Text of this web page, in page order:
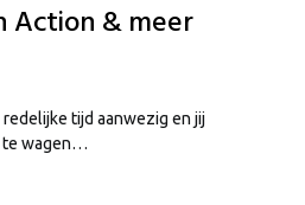
Action & meer
tijd aanwezig en jij
te wagen…